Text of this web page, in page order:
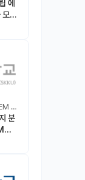
에
모집
성균관대학교 일반대학원 화학과 EIEM Lab
분